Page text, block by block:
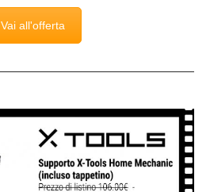
Vai all'offerta